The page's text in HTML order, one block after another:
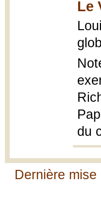
Le
du
Dernière